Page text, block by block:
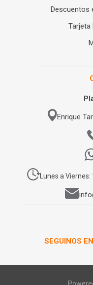
Descuentos
Tarjeta
Enrique
Lunes a
SEGUINOS EN